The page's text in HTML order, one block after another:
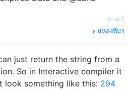
— Innat3
แหล่งที่มา
just return the string from a
So in Interactive compiler it
look something like this: 294